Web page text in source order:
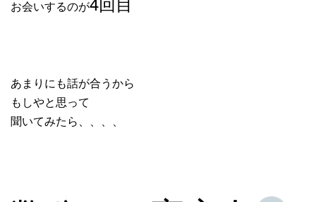
お会いするのが
あまりにも話が合うから
もしやと思って
聞いてみたら、、、、